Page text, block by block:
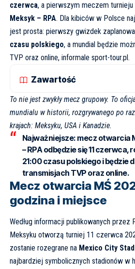
czerwca, a pierwszym meczem
Meksyk – RPA. Dla kibiców w Polsce
jest prosta: pierwszy gwizdek
czasu polskiego, a mundial będzie
TVP oraz online, informale sport-tour.pl.
Zawartość
To nie jest zwykły mecz grupowy. To
mundialu w historii, rozgrywanego po
krajach: Meksyku, USA i Kanadzie.
Najważniejsze: mecz otwarcia
– RPA odbędzie się 11 czerwca,
21:00 czasu polskiego i będzie
transmisjach TVP oraz online.
Mecz otwarcia MŚ
godzina i miejsce
Według informacji publikowanych przez
Meksyku otworzą turniej 11 czerwca
zostanie rozegrane na Mexico City
najbardziej symbolicznych stadionów w